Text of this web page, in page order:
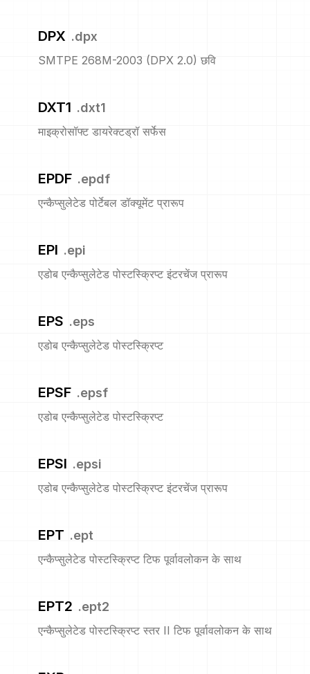
DPX .dpx
SMTPE 268M-2003 (DPX 2.0) छवि
DXT1 .dxt1
माइक्रोसॉफ्ट डायरेक्टड्रॉ सर्फेस
EPDF .epdf
एन्कैप्सुलेटेड पोर्टेबल डॉक्यूमेंट प्रारूप
EPI .epi
एडोब एन्कैप्सुलेटेड पोस्टस्क्रिप्ट इंटरचेंज प्रारूप
EPS .eps
एडोब एन्कैप्सुलेटेड पोस्टस्क्रिप्ट
EPSF .epsf
एडोब एन्कैप्सुलेटेड पोस्टस्क्रिप्ट
EPSI .epsi
एडोब एन्कैप्सुलेटेड पोस्टस्क्रिप्ट इंटरचेंज प्रारूप
EPT .ept
एन्कैप्सुलेटेड पोस्टस्क्रिप्ट टिफ पूर्वावलोकन के साथ
EPT2 .ept2
एन्कैप्सुलेटेड पोस्टस्क्रिप्ट स्तर II टिफ पूर्वावलोकन के साथ